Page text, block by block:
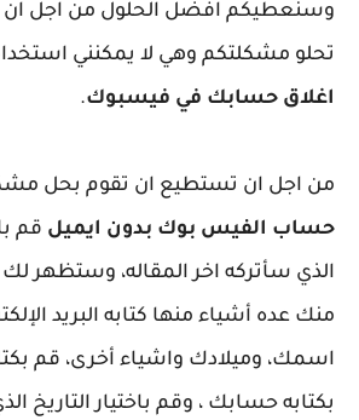
وسنعطيكم افضل الحلول من اجل ان
تحلو مشكلتكم وهي لا يمكنني
اغلاق حسابك في فيسبوك.
من اجل ان تستطيع ان تقوم بحل
حساب الفيس بوك بدون ايميل قم
الذي سأتركه اخر المقاله، وستظهر
منك عده أشياء منها كتابه البريد
اسمك، وميلادك واشياء أخرى، قم
بكتابه حسابك ، وقم باختيار التاريخ